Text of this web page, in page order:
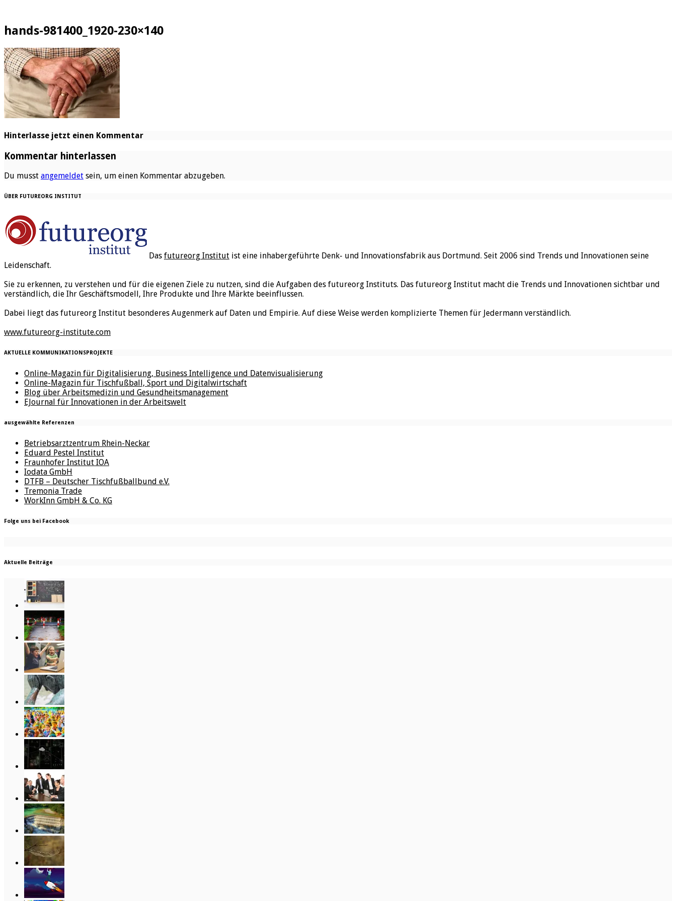
hands-981400_1920-230×140
Hinterlasse jetzt einen Kommentar
Kommentar hinterlassen
Du musst angemeldet sein, um einen Kommentar abzugeben.
ÜBER FUTUREORG INSTITUT
Das futureorg Institut ist eine inhabergeführte Denk- und Innovationsfabrik aus Dortmund. Seit 2006 sind Trends und Innovationen seine
Leidenschaft.
Sie zu erkennen, zu verstehen und für die eigenen Ziele zu nutzen, sind die Aufgaben des futureorg Instituts. Das futureorg Institut macht die Trends und Innovationen sichtbar und
verständlich, die Ihr Geschäftsmodell, Ihre Produkte und Ihre Märkte beeinflussen.
Dabei liegt das futureorg Institut besonderes Augenmerk auf Daten und Empirie. Auf diese Weise werden komplizierte Themen für Jedermann verständlich.
www.futureorg-institute.com
AKTUELLE KOMMUNIKATIONSPROJEKTE
Online-Magazin für Digitalisierung, Business Intelligence und Datenvisualisierung
Online-Magazin für Tischfußball, Sport und Digitalwirtschaft
Blog über Arbeitsmedizin und Gesundheitsmanagement
EJournal für Innovationen in der Arbeitswelt
ausgewählte Referenzen
Betriebsarztzentrum Rhein-Neckar
Eduard Pestel Institut
Fraunhofer Institut IOA
Iodata GmbH
DTFB – Deutscher Tischfußballbund e.V.
Tremonia Trade
WorkInn GmbH & Co. KG
Folge uns bei Facebook
Aktuelle Beiträge